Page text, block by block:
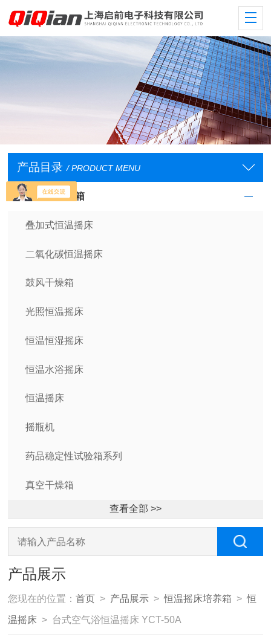
产品目录 / PRODUCT MENU
恒温摇床培养箱
叠加式恒温摇床
二氧化碳恒温摇床
鼓风干燥箱
光照恒温摇床
恒温恒湿摇床
恒温水浴摇床
恒温摇床
摇瓶机
药品稳定性试验箱系列
真空干燥箱
查看全部 >>
产品展示
您现在的位置：首页 > 产品展示 >恒温摇床培养箱 >恒
温摇床 > 台式空气浴恒温摇床 YCT-50A